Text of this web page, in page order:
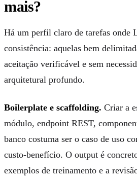
mais?
Há um perfil claro de tarefas onde
consistência: aquelas bem
aceitação verificável e sem
arquitetural profundo.
Boilerplate e scaffolding. Criar a
módulo, endpoint REST,
banco costuma ser o caso de uso
custo-benefício. O output é
exemplos de treinamento e a